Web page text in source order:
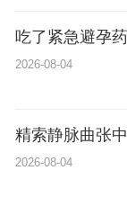
吃了紧急避孕
2026-08-04
精索静脉曲张
2026-08-04